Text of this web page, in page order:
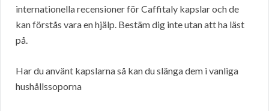
internationella recensioner för Caffitaly kapslar och de
kan förstås vara en hjälp. Bestäm dig inte utan att ha läst
på.
Har du använt kapslarna så kan du slänga dem i vanliga
hushållssoporna